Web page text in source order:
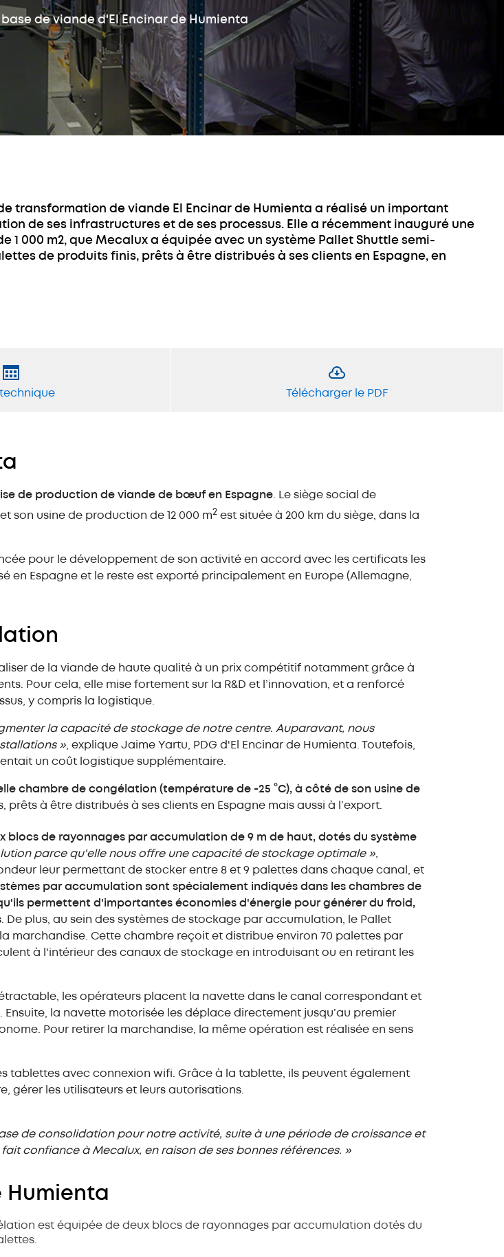
back (LIFO)
mi-lourd
léger
Convoyeur palette
Stockage
automatisé pour
bacs ou cartons
Transstockeur pour
bacs
Système de navettes
Convoyeur pour bacs
Integration
Intégration du WMS au
Pallet Shuttle
Monitor
Assistance à distance
Formation aux clients
de viande d'El Encinar de Humienta
transformation de viande El Encinar de Humienta a réalisé un important
de ses infrastructures et de ses processus. Elle a récemment inauguré une
1 000 m2, que Mecalux a équipée avec un système Pallet Shuttle semi-
de produits finis, prêts à être distribués à ses clients en Espagne, en
technique Télécharger le PDF
de production de viande de bœuf en Espagne . Le siège social de
son usine de production de 12 000 m2 est située à 200 km du siège, dans la
pour le développement de son activité en accord avec les certificats les
en Espagne et le reste est exporté principalement en Europe (Allemagne,
de la viande de haute qualité à un prix compétitif notamment grâce à
Pour cela, elle mise fortement sur la R&D et l’innovation, et a renforcé
y compris la logistique.
la capacité de stockage de notre centre. Auparavant, nous
» , explique Jaime Yartu, PDG d'El Encinar de Humienta. Toutefois,
un coût logistique supplémentaire.
chambre de congélation (température de -25 °C), à côté de son usine de
à être distribués à ses clients en Espagne mais aussi à l’export.
blocs de rayonnages par accumulation de 9 m de haut, dotés du système
parce qu'elle nous offre une capacité de stockage optimale »,
leur permettant de stocker entre 8 et 9 palettes dans chaque canal, et
par accumulation sont spécialement indiqués dans les chambres de
permettent d'importantes économies d'énergie pour générer du froid,
. De plus, au sein des systèmes de stockage par accumulation, le Pallet
marchandise. Cette chambre reçoit et distribue environ 70 palettes par
à l'intérieur des canaux de stockage en introduisant ou en retirant les
les opérateurs placent la navette dans le canal correspondant et
la navette motorisée les déplace directement jusqu’au premier
Pour retirer la marchandise, la même opération est réalisée en sens
tablettes avec connexion wifi. Grâce à la tablette, ils peuvent également
gérer les utilisateurs et leurs autorisations.
de consolidation pour notre activité, suite à une période de croissance et
confiance à Mecalux, en raison de ses bonnes références. »
Humienta
est équipée de deux blocs de rayonnages par accumulation dotés du